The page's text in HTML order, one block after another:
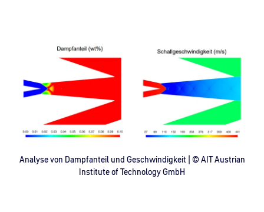
Analyse von Dampfanteil und Geschwindigkeit | © AIT Austrian
Institute of Technology GmbH